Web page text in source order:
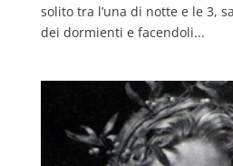
solito tra l’una di notte e le 3,
dei dormienti e facendoli...